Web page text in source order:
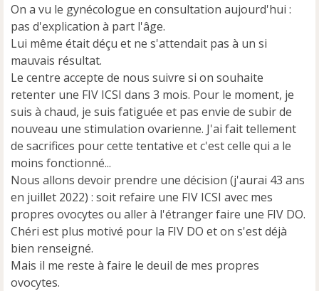
On a vu le gynécologue en consultation aujourd'hui :
pas d'explication à part l'âge.
Lui même était déçu et ne s'attendait pas à un si
mauvais résultat.
Le centre accepte de nous suivre si on souhaite
retenter une FIV ICSI dans 3 mois. Pour le moment, je
suis à chaud, je suis fatiguée et pas envie de subir de
nouveau une stimulation ovarienne. J'ai fait tellement
de sacrifices pour cette tentative et c'est celle qui a le
moins fonctionné...
Nous allons devoir prendre une décision (j'aurai 43 ans
en juillet 2022) : soit refaire une FIV ICSI avec mes
propres ovocytes ou aller à l'étranger faire une FIV DO.
Chéri est plus motivé pour la FIV DO et on s'est déjà
bien renseigné.
Mais il me reste à faire le deuil de mes propres
ovocytes.